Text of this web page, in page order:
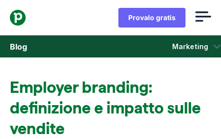
Provalo gratis
Blog Marketing
Marketing
Aggiornamenti di prodotto
Employer branding:
definizione e impatto sulle
vendite